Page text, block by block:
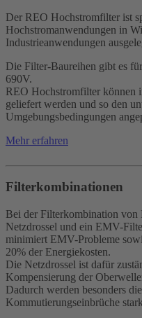
Der REO Hochstromfilter ist
Hochstromanwendungen in
Industrieanwendungen
Die Filter-Baureihen gibt es
690V.
REO Hochstromfilter können
geliefert werden und so den
Umgebungsbedingungen
Mehr erfahren
Filterkombinationen
Bei der Filterkombination
Netzdrossel und ein EMV-
minimiert EMV-Probleme
20% der Energiekosten.
Die Netzdrossel ist dafür
Kompensierung der
Dadurch werden besonders
Kommutierungseinbrüche